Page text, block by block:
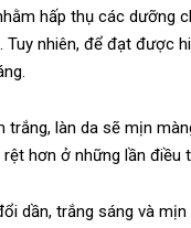
hấp thụ các dưỡng
nhiên, để đạt được
làn da sẽ mịn
hơn ở những lần điều
dần, trắng sáng và